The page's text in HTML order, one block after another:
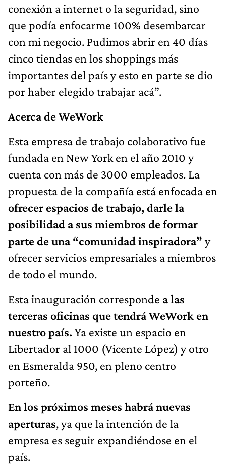
conexión a internet o la seguridad, sino
que podía enfocarme 100% desembarcar
con mi negocio. Pudimos abrir en 40 días
cinco tiendas en los shoppings más
importantes del país y esto en parte se dio
por haber elegido trabajar acá”.
Acerca de WeWork
Esta empresa de trabajo colaborativo fue
fundada en New York en el año 2010 y
cuenta con más de 3000 empleados. La
propuesta de la compañía está enfocada en
ofrecer espacios de trabajo, darle la
posibilidad a sus miembros de formar
parte de una “comunidad inspiradora” y
ofrecer servicios empresariales a miembros
de todo el mundo.
Esta inauguración corresponde a las
terceras oficinas que tendrá WeWork en
nuestro país. Ya existe un espacio en
Libertador al 1000 (Vicente López) y otro
en Esmeralda 950, en pleno centro
porteño.
En los próximos meses habrá nuevas
aperturas, ya que la intención de la
empresa es seguir expandiéndose en el
país.